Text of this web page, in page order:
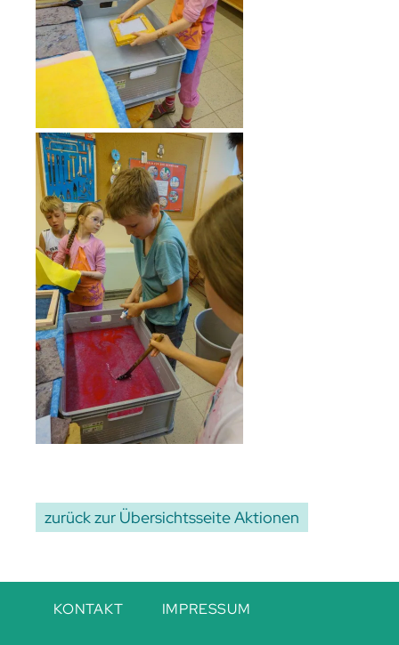
zurück zur Übersichtsseite Aktionen
überspringen
KONTAKT IMPRESSUM